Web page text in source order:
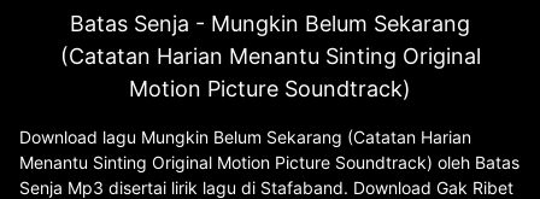
Batas Senja - Mungkin Belum Sekarang
(Catatan Harian Menantu Sinting Original
Motion Picture Soundtrack)
Download lagu Mungkin Belum Sekarang (Catatan Harian
Menantu Sinting Original Motion Picture Soundtrack) oleh Batas
Senja Mp3 disertai lirik lagu di Stafaband. Download Gak Ribet